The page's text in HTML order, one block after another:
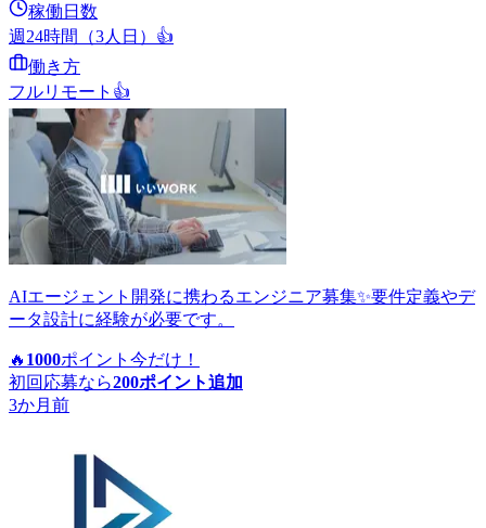
稼働日数
週24時間（3人日） 👍
働き方
フルリモート 👍
AIエージェント開発に携わるエンジニア募集✨要件定義やデ
ータ設計に経験が必要です。
🔥 1000ポイント 今だけ！
初回応募なら200ポイント追加
3か月前